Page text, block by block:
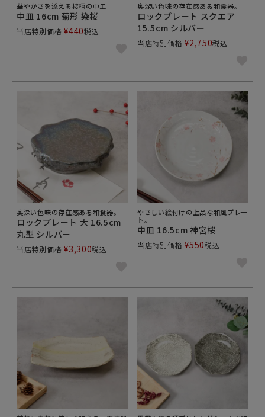
華やかさを添える桜柄の中皿
中皿 16cm 菊形 染桜
当店特別価格 ¥440税込
奥深い色味の存在感ある和食器。
ロックプレート スクエア
15.5cm シルバー
当店特別価格 ¥2,750税込
奥深い色味の存在感ある和食器。
ロックプレート 大 16.5cm
丸型 シルバー
当店特別価格 ¥3,300税込
やさしい絵付けの上品な和風プレー
ト。
中皿 16.5cm 神宮桜
当店特別価格 ¥550税込